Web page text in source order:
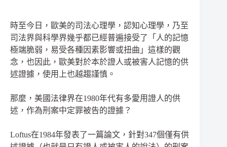
時至今日，歐美的司法心理學，認知心理學，乃至
司法界與科學界幾乎都已經普遍接受了「人的記憶
極端脆弱，易受各種因素影響或扭曲」這樣的觀
念，也因此，歐美對於本於證人或被害人記憶的供
述證據，使用上也越趨謹慎。
那麼，美國法律界在1980年代有多愛用證人的供
述，作為刑案中定罪被告的證據？
Loftus在1984年發表了一篇論文，針對347個僅有供